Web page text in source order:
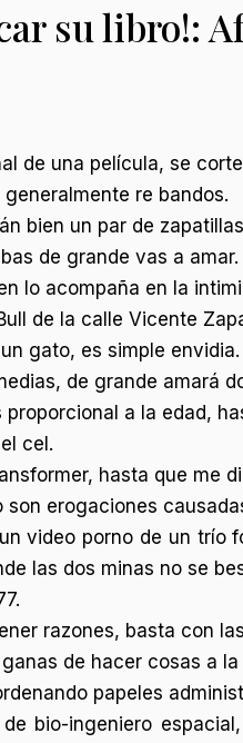
su libro!:
de una película, se
re bandos.
bien un par de
de grande vas a amar.
lo acompaña en la
de la calle Vicente
gato, es simple envidia.
de grande amará
proporcional a la edad,
cel.
hasta que me
erogaciones
video porno de un trío
las dos minas no se
razones, basta con
de hacer cosas a
papeles
bio-ingeniero